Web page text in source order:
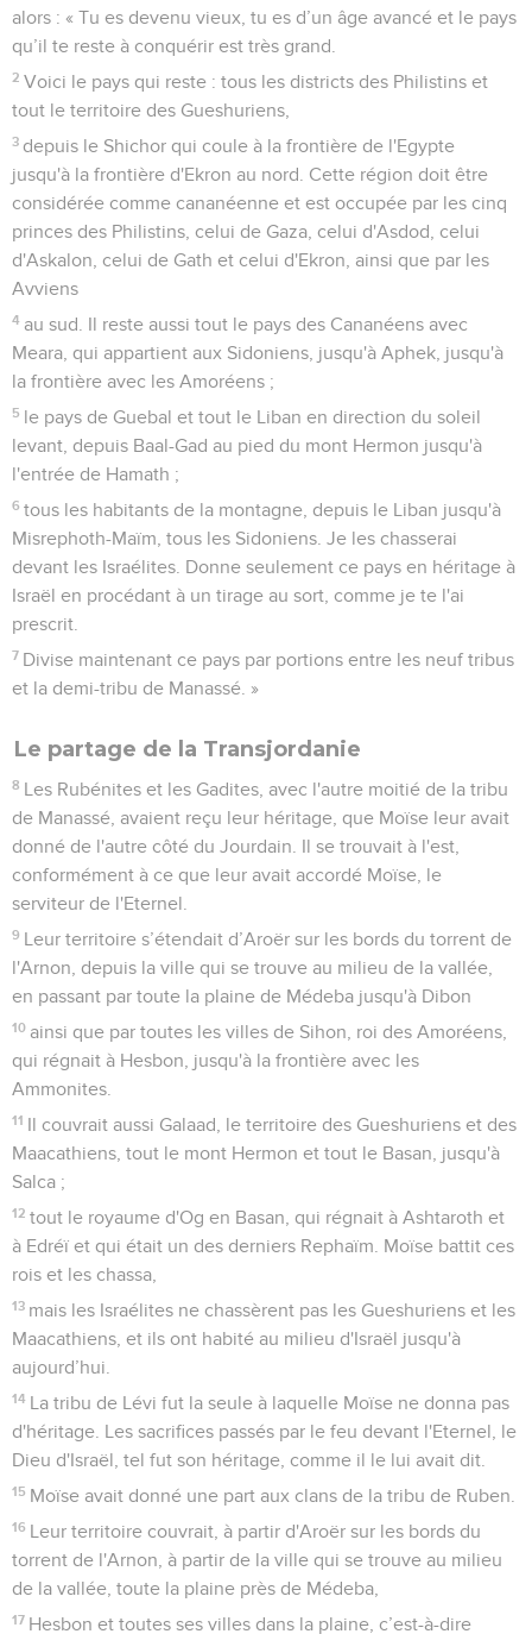
alors : « Tu es devenu vieux, tu es d’un âge avancé et le pays
qu’il te reste à conquérir est très grand.
2 Voici le pays qui reste : tous les districts des Philistins et
tout le territoire des Gueshuriens,
3 depuis le Shichor qui coule à la frontière de l'Egypte
jusqu'à la frontière d'Ekron au nord. Cette région doit être
considérée comme cananéenne et est occupée par les cinq
princes des Philistins, celui de Gaza, celui d'Asdod, celui
d'Askalon, celui de Gath et celui d'Ekron, ainsi que par les
Avviens
4 au sud. Il reste aussi tout le pays des Cananéens avec
Meara, qui appartient aux Sidoniens, jusqu'à Aphek, jusqu'à
la frontière avec les Amoréens ;
5 le pays de Guebal et tout le Liban en direction du soleil
levant, depuis Baal-Gad au pied du mont Hermon jusqu'à
l'entrée de Hamath ;
6 tous les habitants de la montagne, depuis le Liban jusqu'à
Misrephoth-Maïm, tous les Sidoniens. Je les chasserai
devant les Israélites. Donne seulement ce pays en héritage à
Israël en procédant à un tirage au sort, comme je te l'ai
prescrit.
7 Divise maintenant ce pays par portions entre les neuf tribus
et la demi-tribu de Manassé. »
Le partage de la Transjordanie
8 Les Rubénites et les Gadites, avec l'autre moitié de la tribu
de Manassé, avaient reçu leur héritage, que Moïse leur avait
donné de l'autre côté du Jourdain. Il se trouvait à l'est,
conformément à ce que leur avait accordé Moïse, le
serviteur de l'Eternel.
9 Leur territoire s’étendait d’Aroër sur les bords du torrent de
l'Arnon, depuis la ville qui se trouve au milieu de la vallée,
en passant par toute la plaine de Médeba jusqu'à Dibon
10 ainsi que par toutes les villes de Sihon, roi des Amoréens,
qui régnait à Hesbon, jusqu'à la frontière avec les
Ammonites.
11 Il couvrait aussi Galaad, le territoire des Gueshuriens et des
Maacathiens, tout le mont Hermon et tout le Basan, jusqu'à
Salca ;
12 tout le royaume d'Og en Basan, qui régnait à Ashtaroth et
à Edréï et qui était un des derniers Rephaïm. Moïse battit ces
rois et les chassa,
13 mais les Israélites ne chassèrent pas les Gueshuriens et les
Maacathiens, et ils ont habité au milieu d'Israël jusqu'à
aujourd’hui.
14 La tribu de Lévi fut la seule à laquelle Moïse ne donna pas
d'héritage. Les sacrifices passés par le feu devant l'Eternel, le
Dieu d'Israël, tel fut son héritage, comme il le lui avait dit.
15 Moïse avait donné une part aux clans de la tribu de Ruben.
16 Leur territoire couvrait, à partir d'Aroër sur les bords du
torrent de l'Arnon, à partir de la ville qui se trouve au milieu
de la vallée, toute la plaine près de Médeba,
17 Hesbon et toutes ses villes dans la plaine, c’est-à-dire